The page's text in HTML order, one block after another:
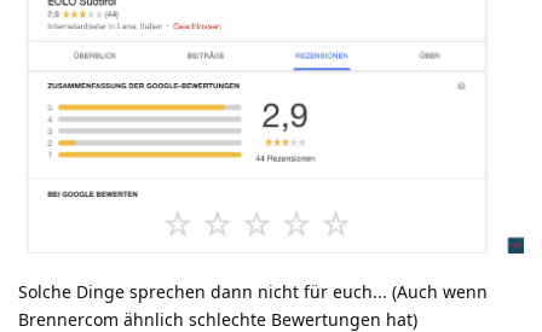
Solche Dinge sprechen dann nicht für euch... (Auch wenn
Brennercom ähnlich schlechte Bewertungen hat)